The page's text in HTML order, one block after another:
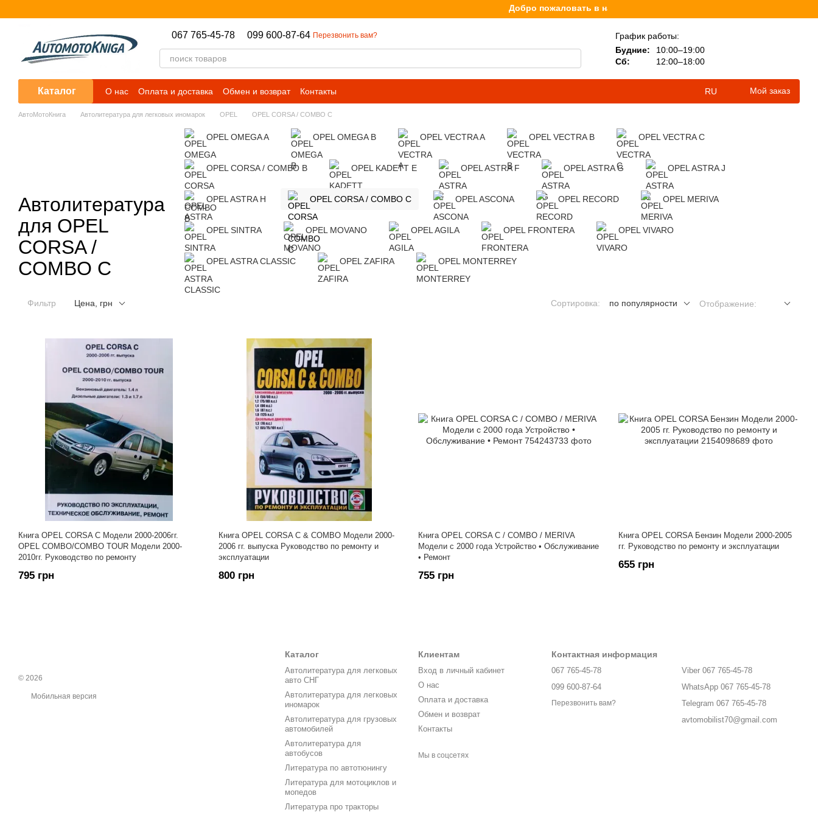
Добро пожаловать в наш интернет-магазин, посвященный продаже книг
067 765-45-78 099 600-87-64 Перезвонить вам?
График работы:
Будние:
10:00–19:00
Сб:
12:00–18:00
Каталог О нас Оплата и доставка Обмен и возврат Контакты RU Мой заказ
АвтоМотоКнига Автолитература для легковых иномарок OPEL OPEL CORSA / COMBO C
Автолитература
для OPEL
CORSA /
COMBO C
OPEL OMEGA A OPEL OMEGA B OPEL VECTRA A OPEL VECTRA B OPEL VECTRA C
OPEL CORSA / COMBO B OPEL KADETT E OPEL ASTRA F OPEL ASTRA G OPEL ASTRA J
OPEL ASTRA H OPEL CORSA / COMBO C OPEL ASCONA OPEL RECORD OPEL MERIVA
OPEL SINTRA OPEL MOVANO OPEL AGILA OPEL FRONTERA OPEL VIVARO
OPEL ASTRA CLASSIC OPEL ZAFIRA OPEL MONTERREY
Фильтр Цена, грн Сортировка: по популярности Отображение:
Книга OPEL CORSA C Модели 2000-2006гг.
OPEL COMBO/COMBO TOUR Модели 2000-
2010гг. Руководство по ремонту
795 грн
Книга OPEL CORSA C & COMBO Модели 2000-
2006 гг. выпуска Руководство по ремонту и
эксплуатации
800 грн
Книга OPEL CORSA C / COMBO / MERIVA
Модели с 2000 года Устройство • Обслуживание
• Ремонт
755 грн
Книга OPEL CORSA Бензин Модели 2000-2005
гг. Руководство по ремонту и эксплуатации
655 грн
© 2026
Мобильная версия
Каталог
Автолитература для легковых
авто СНГ
Автолитература для легковых
иномарок
Автолитература для грузовых
автомобилей
Автолитература для
автобусов
Литература по автотюнингу
Литература для мотоциклов и
мопедов
Литература про тракторы
Клиентам
Вход в личный кабинет
О нас
Оплата и доставка
Обмен и возврат
Контакты
Мы в соцсетях
Контактная информация
067 765-45-78
099 600-87-64
Перезвонить вам?
Viber 067 765-45-78
WhatsApp 067 765-45-78
Telegram 067 765-45-78
avtomobilist70@gmail.com